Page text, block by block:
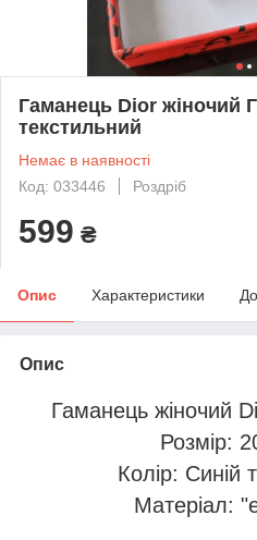
Гаманець Dior жіночий
текстильний
Немає в наявності
Код: 033446
Роздріб
599 ₴
Опис Характеристики
Опис
Гаманець жіночий
Розмір:
Колір: Синій
Матеріал: